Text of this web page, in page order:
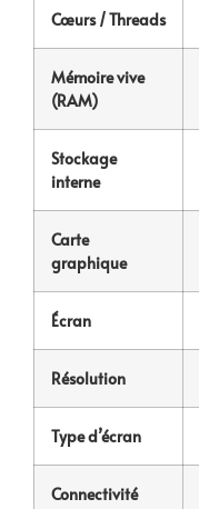
Cœurs / Threads
Mémoire vive
(RAM)
Stockage
interne
Carte
graphique
Écran
Résolution
Type d’écran
Connectivité